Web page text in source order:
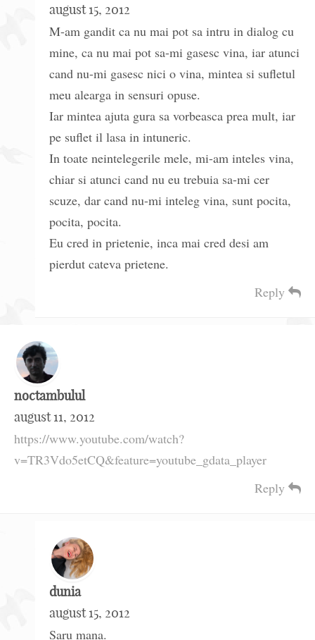
august 15, 2012
M-am gandit ca nu mai pot sa intru in dialog cu
mine, ca nu mai pot sa-mi gasesc vina, iar atunci
cand nu-mi gasesc nici o vina, mintea si sufletul
meu alearga in sensuri opuse.
Iar mintea ajuta gura sa vorbeasca prea mult, iar
pe suflet il lasa in intuneric.
In toate neintelegerile mele, mi-am inteles vina,
chiar si atunci cand nu eu trebuia sa-mi cer
scuze, dar cand nu-mi inteleg vina, sunt pocita,
pocita, pocita.
Eu cred in prietenie, inca mai cred desi am
pierdut cateva prietene.
Reply
noctambulul
august 11, 2012
https://www.youtube.com/watch?
v=TR3Vdo5etCQ&feature=youtube_gdata_player
Reply
dunia
august 15, 2012
Saru mana.